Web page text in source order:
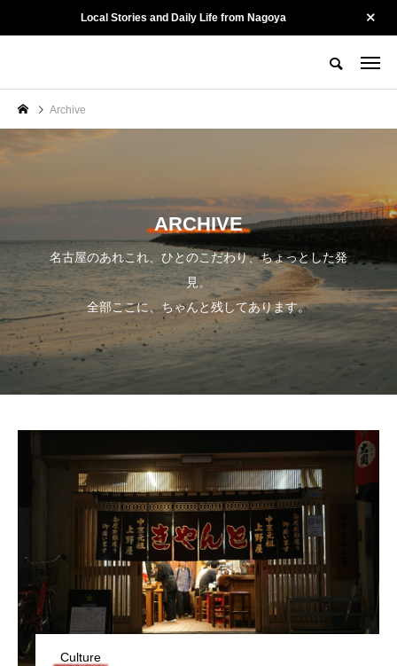
CATEGORY
陽龍 ー 名古屋・黒川
Kotonoha
TAG LIST タグ一覧
うどん ここにあったもの インタビュー
ギャラリー ラーメン 中区 中川区
今池 偏愛 公園 公設市場
Local Stories and Daily Life from Nagoya
Archive
ARCHIVE
名古屋のあれこれ、ひとのこだわり、ちょっとした発
見。
全部ここに、ちゃんと残してあります。
Culture